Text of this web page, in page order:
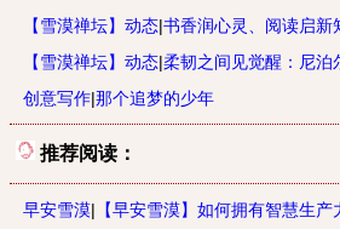
【雪漠禅坛】动态|书香润心灵、阅读启
【雪漠禅坛】动态|柔韧之间见觉醒：尼泊
创意写作|那个追梦的少年
推荐阅读：
早安雪漠| 【早安雪漠】如何拥有智慧生产